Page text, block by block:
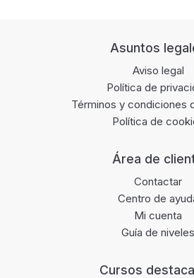
Asuntos
Aviso legal
Política de
Términos y condiciones
Política de
Área de
Contactar
Centro de
Mi cuenta
Guía de niveles
Cursos